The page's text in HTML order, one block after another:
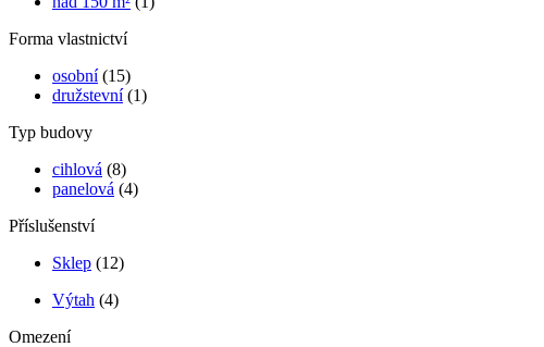
Forma vlastnictví
osobní(15)
družstevní(1)
Typ budovy
cihlová (8)
panelová (4)
Příslušenství
Sklep (12)
Výtah (4)
Omezení